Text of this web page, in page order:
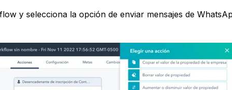
y selecciona la opción de enviar mensajes de